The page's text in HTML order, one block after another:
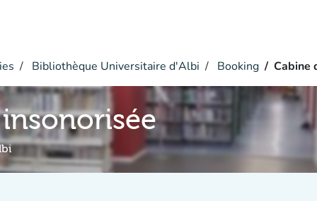
Bibliothèque Universitaire d'Albi Booking Cabine